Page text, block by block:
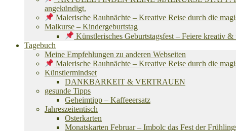
angekündigt.
Malerische Rauhnächte – Kreative Reise durch die
Malkurse – Kindergeburtstag
Künstlerisches Geburtstagsfest – Feiere kreativ &
Tagebuch
Meine Empfehlungen zu anderen Webseiten
Malerische Rauhnächte – Kreative Reise durch die
Künstlermindset
DANKBARKEIT & VERTRAUEN
gesunde Tipps
Geheimtipp – Kaffeeersatz
Jahreszeitentisch
Osterkarten
Monatskarten Februar – Imbolc das Fest der